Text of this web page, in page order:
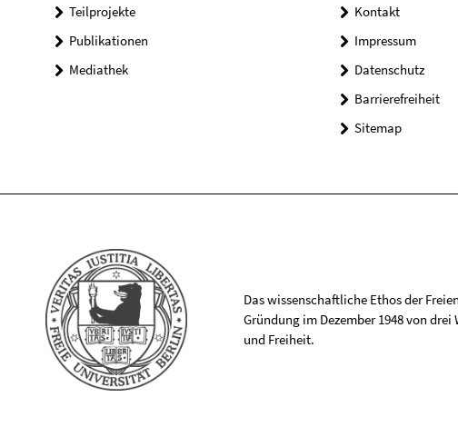
Teilprojekte
Publikationen
Mediathek
Kontakt
Impressum
Datenschutz
Barrierefreiheit
Sitemap
Das wissenschaftliche Ethos der
Gründung im Dezember 1948 von
und Freiheit.